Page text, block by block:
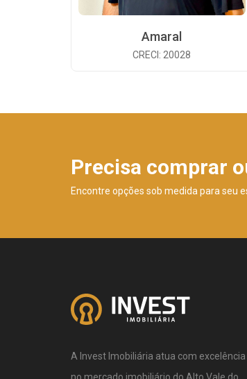
Amaral
CRECI: 20028
Precisa comprar
Encontre opções sob medida para seu
A Invest Imobiliária atua com excelência